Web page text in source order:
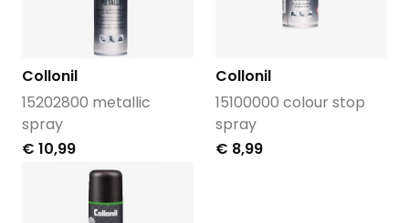
Collonil
15202800 metallic
spray
€ 10,99
Collonil
15100000 colour stop
spray
€ 8,99